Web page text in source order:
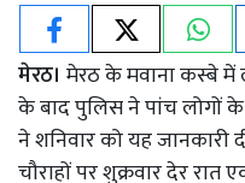
मेरठ। मेरठ के मवाना कस्बे
के बाद पुलिस ने पांच लोगों
ने शनिवार को यह
चौराहों पर शुक्रवार देर रात